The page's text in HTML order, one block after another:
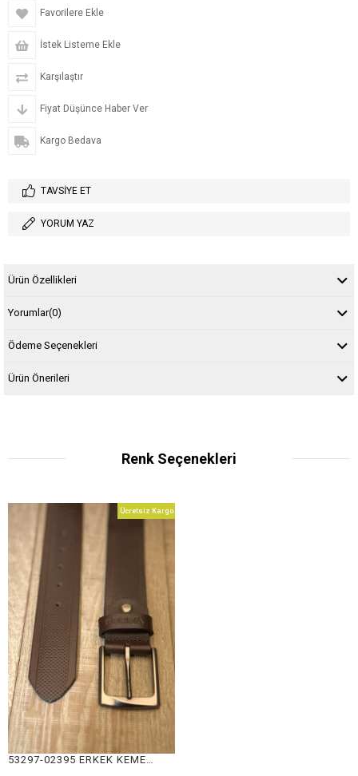
Favorilere Ekle
İstek Listeme Ekle
Karşılaştır
Fiyat Düşünce Haber Ver
Kargo Bedava
TAVSIYE ET
YORUM YAZ
Ürün Özellikleri
Yorumlar(0)
Ödeme Seçenekleri
Ürün Önerileri
Renk Seçenekleri
Ücretsiz Kargo